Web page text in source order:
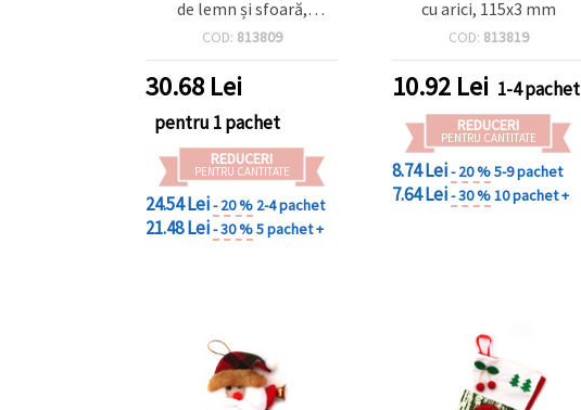
de lemn și sfoară,
650x350x120 mm
COD: 813809
30.68 Lei
pentru 1 pachet
REDUCERI
PENTRU CANTITATE
24.54 Lei- 20 % 2-4 pachet
21.48 Lei- 30 %5 pachet +
cu arici, 115x3 mm
COD: 813819
10.92 Lei 1-4 pachet
REDUCERI
PENTRU CANTITATE
8.74 Lei- 20 %5-9 pachet
7.64 Lei- 30 %10 pachet +